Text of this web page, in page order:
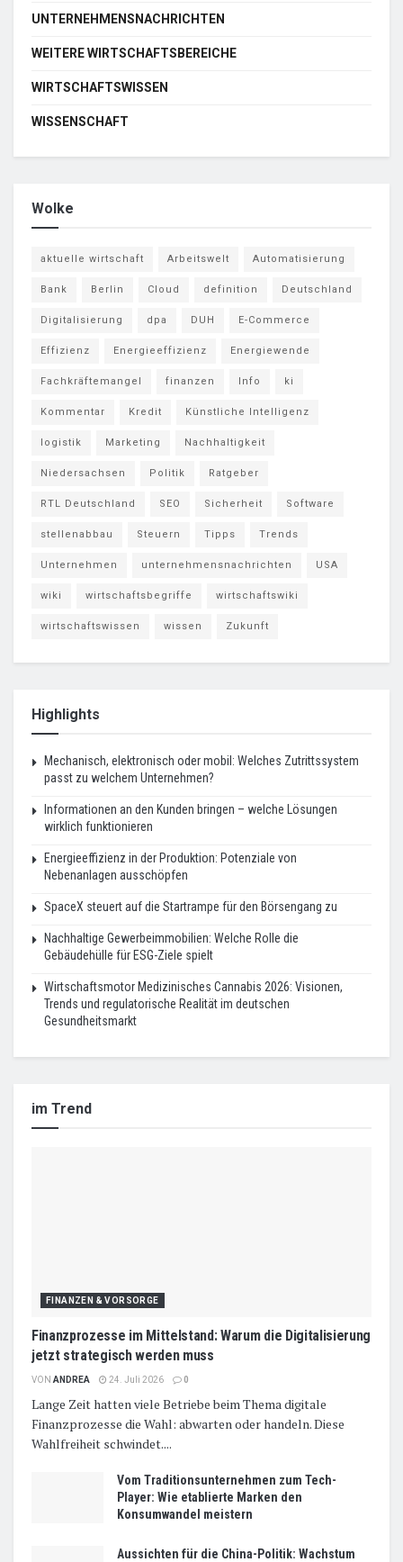
UNTERNEHMENSNACHRICHTEN
WEITERE WIRTSCHAFTSBEREICHE
WIRTSCHAFTSWISSEN
WISSENSCHAFT
Wolke
aktuelle wirtschaft Arbeitswelt Automatisierung
Bank Berlin Cloud definition Deutschland
Digitalisierung dpa DUH E-Commerce
Effizienz Energieeffizienz Energiewende
Fachkräftemangel finanzen Info ki
Kommentar Kredit Künstliche Intelligenz
logistik Marketing Nachhaltigkeit
Niedersachsen Politik Ratgeber
RTL Deutschland SEO Sicherheit Software
stellenabbau Steuern Tipps Trends
Unternehmen unternehmensnachrichten USA
wiki wirtschaftsbegriffe wirtschaftswiki
wirtschaftswissen wissen Zukunft
Highlights
Mechanisch, elektronisch oder mobil: Welches Zutrittssystem
passt zu welchem Unternehmen?
Informationen an den Kunden bringen – welche Lösungen
wirklich funktionieren
Energieeffizienz in der Produktion: Potenziale von
Nebenanlagen ausschöpfen
SpaceX steuert auf die Startrampe für den Börsengang zu
Nachhaltige Gewerbeimmobilien: Welche Rolle die
Gebäudehülle für ESG-Ziele spielt
Wirtschaftsmotor Medizinisches Cannabis 2026: Visionen,
Trends und regulatorische Realität im deutschen
Gesundheitsmarkt
im Trend
FINANZEN & VORSORGE
Finanzprozesse im Mittelstand: Warum die Digitalisierung
jetzt strategisch werden muss
VON ANDREA 24. Juli 2026 0
Lange Zeit hatten viele Betriebe beim Thema digitale
Finanzprozesse die Wahl: abwarten oder handeln. Diese
Wahlfreiheit schwindet....
Vom Traditionsunternehmen zum Tech-
Player: Wie etablierte Marken den
Konsumwandel meistern
Aussichten für die China-Politik: Wachstum